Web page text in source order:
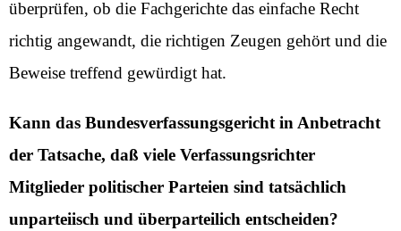
überprüfen, ob die Fachgerichte das einfache Recht
richtig angewandt, die richtigen Zeugen gehört und die
Beweise treffend gewürdigt hat.
Kann das Bundesverfassungsgericht in Anbetracht
der Tatsache, daß viele Verfassungsrichter
Mitglieder politischer Parteien sind tatsächlich
unparteiisch und überparteilich entscheiden?